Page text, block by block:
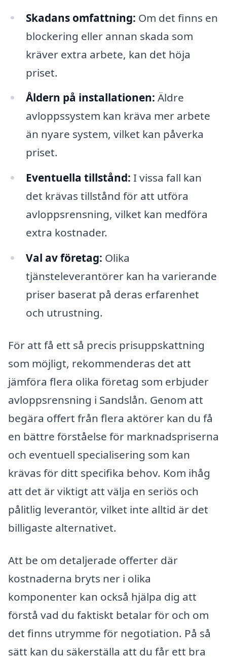
Skadans omfattning: Om det finns en
blockering eller annan skada som
kräver extra arbete, kan det höja
priset.
Åldern på installationen: Äldre
avloppssystem kan kräva mer arbete
än nyare system, vilket kan påverka
priset.
Eventuella tillstånd: I vissa fall kan
det krävas tillstånd för att utföra
avloppsrensning, vilket kan medföra
extra kostnader.
Val av företag: Olika
tjänsteleverantörer kan ha varierande
priser baserat på deras erfarenhet
och utrustning.
För att få ett så precis prisuppskattning
som möjligt, rekommenderas det att
jämföra flera olika företag som erbjuder
avloppsrensning i Sandslån. Genom att
begära offert från flera aktörer kan du få
en bättre förståelse för marknadspriserna
och eventuell specialisering som kan
krävas för ditt specifika behov. Kom ihåg
att det är viktigt att välja en seriös och
pålitlig leverantör, vilket inte alltid är det
billigaste alternativet.
Att be om detaljerade offerter där
kostnaderna bryts ner i olika
komponenter kan också hjälpa dig att
förstå vad du faktiskt betalar för och om
det finns utrymme för negotiation. På så
sätt kan du säkerställa att du får ett bra